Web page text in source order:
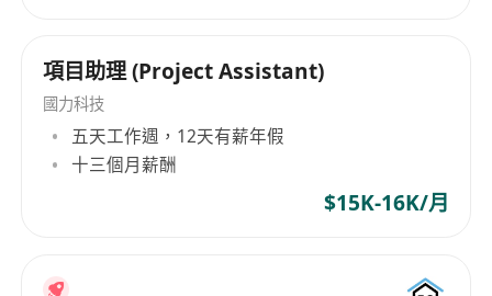
out-going personality.
Immediate available is an advnatage
*All personal data collected will be kept strictly
confidential and used for recruitment-related
項目助理 (Project Assistant)
國力科技
五天工作週，12天有薪年假
十三個月薪酬
$15K-16K/月